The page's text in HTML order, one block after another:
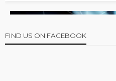
FIND US ON FACEBOOK